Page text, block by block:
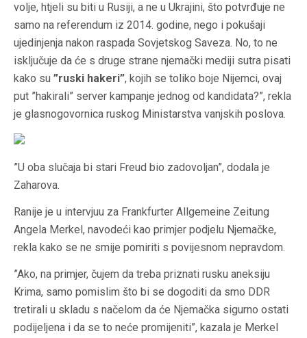
volje, htjeli su biti u Rusiji, a ne u Ukrajini, što potvrđuje ne
samo na referendum iz 2014. godine, nego i pokušaji
ujedinjenja nakon raspada Sovjetskog Saveza. No, to ne
isključuje da će s druge strane njemački mediji sutra pisati
kako su ”ruski hakeri”, kojih se toliko boje Nijemci, ovaj
put ”hakirali” server kampanje jednog od kandidata?”, rekla
je glasnogovornica ruskog Ministarstva vanjskih poslova.
”U oba slučaja bi stari Freud bio zadovoljan”, dodala je
Zaharova.
Ranije je u intervjuu za Frankfurter Allgemeine Zeitung
Angela Merkel, navodeći kao primjer podjelu Njemačke,
rekla kako se ne smije pomiriti s povijesnom nepravdom.
”Ako, na primjer, čujem da treba priznati rusku aneksiju
Krima, samo pomislim što bi se dogoditi da smo DDR
tretirali u skladu s načelom da će Njemačka sigurno ostati
podijeljena i da se to neće promijeniti”, kazala je Merkel